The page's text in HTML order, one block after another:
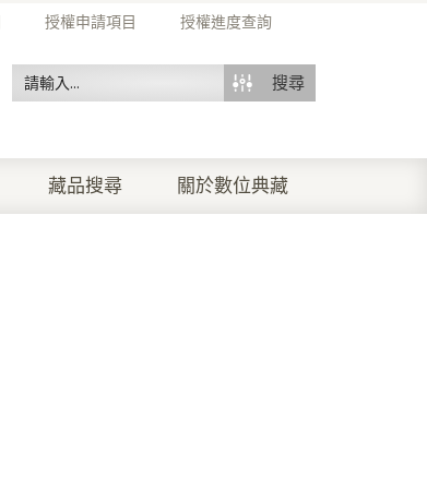
授權申請項目 授權進度查詢
搜尋
藏品搜尋 關於數位典藏